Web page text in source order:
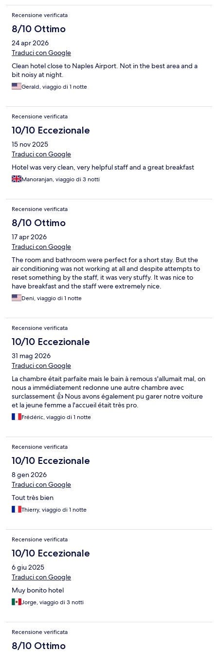
Recensione verificata
8/10 Ottimo
24 apr 2026
Traduci con Google
Clean hotel close to Naples Airport. Not in the best area and a
bit noisy at night.
Gerald, viaggio di 1 notte
Recensione verificata
10/10 Eccezionale
15 nov 2025
Traduci con Google
Hotel was very clean, very helpful staff and a great breakfast
Manoranjan, viaggio di 3 notti
Recensione verificata
8/10 Ottimo
17 apr 2026
Traduci con Google
The room and bathroom were perfect for a short stay. But the
air conditioning was not working at all and despite attempts to
reset something by the staff, it was very stuffy. It was nice to
have breakfast and the staff were extremely nice.
Deni, viaggio di 1 notte
Recensione verificata
10/10 Eccezionale
31 mag 2026
Traduci con Google
La chambre était parfaite mais le bain à remous s'allumait mal, on
nous a immédiatement redonne une autre chambre avec
surclassement 👍 Nous avons également pu garer notre voiture
et la jeune femme a l'accueil était très pro.
Frédéric, viaggio di 1 notte
Recensione verificata
10/10 Eccezionale
8 gen 2026
Traduci con Google
Tout très bien
Thierry, viaggio di 1 notte
Recensione verificata
10/10 Eccezionale
6 giu 2025
Traduci con Google
Muy bonito hotel
Jorge, viaggio di 3 notti
Recensione verificata
8/10 Ottimo